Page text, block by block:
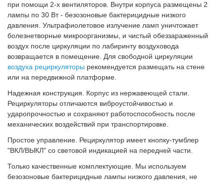
при помощи 2-х вентиляторов. Внутри корпуса размещены 2
лампы по 30 Вт - безозоновые бактерицидные низкого
давления . Ультрафиолетовое излучение ламп уничтожает
болезнетворные микроорганизмы, и чистый обеззараженный
воздух после циркуляции по лабиринту воздуховода
возвращается в помещение. Для свободной циркуляции
воздуха рециркуляторы рекомендуется размещать на стене
или на передвижной платформе.
Надежная конструкция. Корпус из нержавеющей стали.
Рециркуляторы отличаются виброустойчивостью и
ударопрочностью и сохраняют работоспособность после
механических воздействий при транспортировке.
Простое управление. Рециркулятор имеет кнопку-тумблер
"ВКЛ/ВЫКЛ" со световой индикацией на передней части.
Только качественные комплектующие. Мы используем
безозоновые бактерицидные лампы низкого давления, не